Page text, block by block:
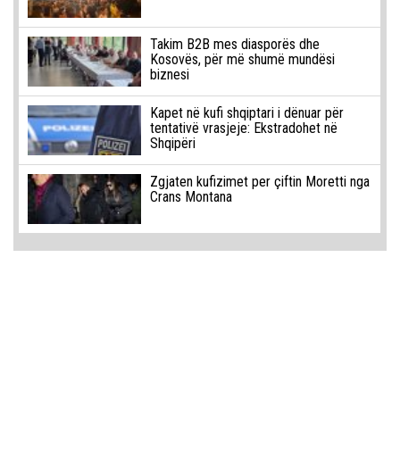
Takim B2B mes diasporës dhe
Kosovës, për më shumë mundësi
biznesi
Kapet në kufi shqiptari i dënuar për
tentativë vrasjeje: Ekstradohet në
Shqipëri
Zgjaten kufizimet per çiftin Moretti nga
Crans Montana